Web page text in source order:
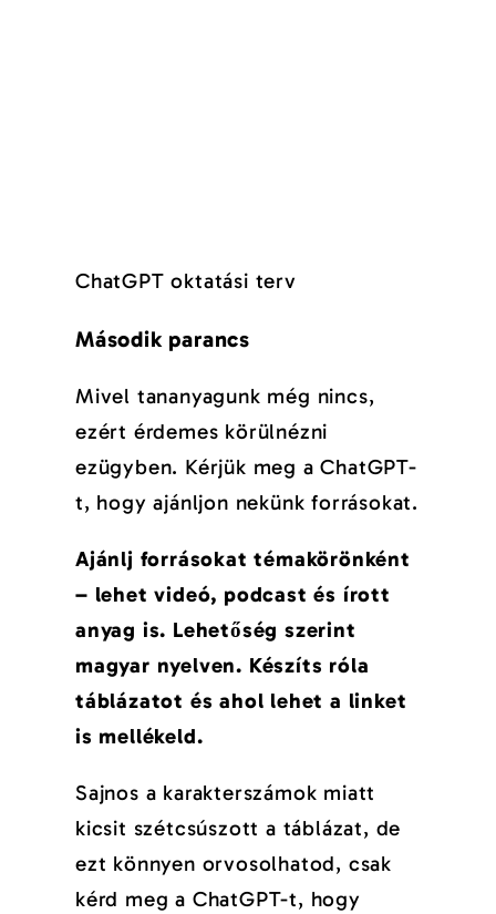
ChatGPT oktatási terv
Második parancs
Mivel tananyagunk még nincs,
ezért érdemes körülnézni
ezügyben. Kérjük meg a ChatGPT-
t, hogy ajánljon nekünk forrásokat.
Ajánlj forrásokat témakörönként
– lehet videó, podcast és írott
anyag is. Lehetőség szerint
magyar nyelven. Készíts róla
táblázatot és ahol lehet a linket
is mellékeld.
Sajnos a karakterszámok miatt
kicsit szétcsúszott a táblázat, de
ezt könnyen orvosolhatod, csak
kérd meg a ChatGPT-t, hogy